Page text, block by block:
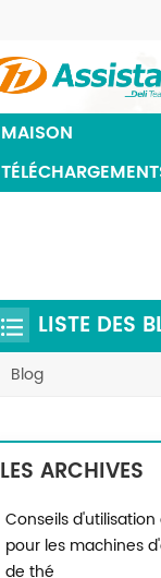
MAISON
LISTE DES
Blog
LES ARCHIVES
Conseils
pour les machines
de thé